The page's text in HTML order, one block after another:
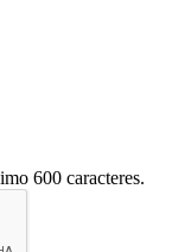
600 caracteres.